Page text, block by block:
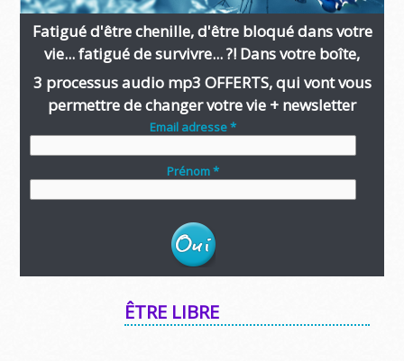
Fatigué d'être chenille, d'être bloqué dans votre
vie... fatigué de survivre... ?! Dans votre boîte,
3 processus audio mp3 OFFERTS, qui vont vous
permettre de changer votre vie + newsletter
Email adresse *
Prénom *
ÊTRE LIBRE